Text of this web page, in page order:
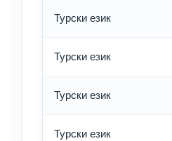
Турски език
Турски език
Турски език
Турски език